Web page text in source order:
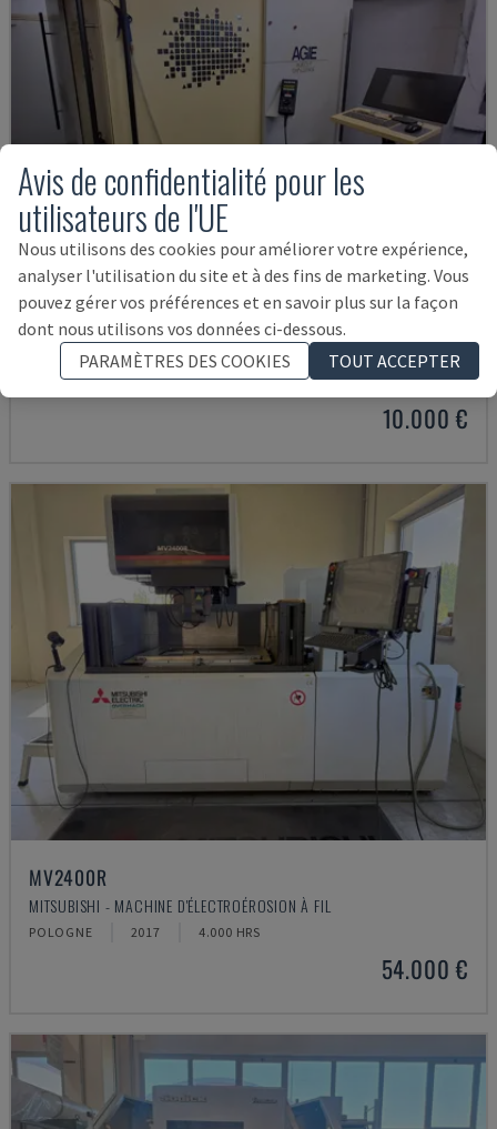
AGIECUT CHALLENGE 2
AGIE - MACHINE D'ÉLECTROÉROSION À FIL
ALLEMAGNE 2002
10.000 €
MV2400R
MITSUBISHI - MACHINE D'ÉLECTROÉROSION À FIL
POLOGNE 2017 4.000 HRS
54.000 €
Avis de confidentialité pour les
utilisateurs de l'UE
Nous utilisons des cookies pour améliorer votre expérience,
analyser l'utilisation du site et à des fins de marketing. Vous
pouvez gérer vos préférences et en savoir plus sur la façon
dont nous utilisons vos données ci-dessous.
PARAMÈTRES DES COOKIES
TOUT ACCEPTER